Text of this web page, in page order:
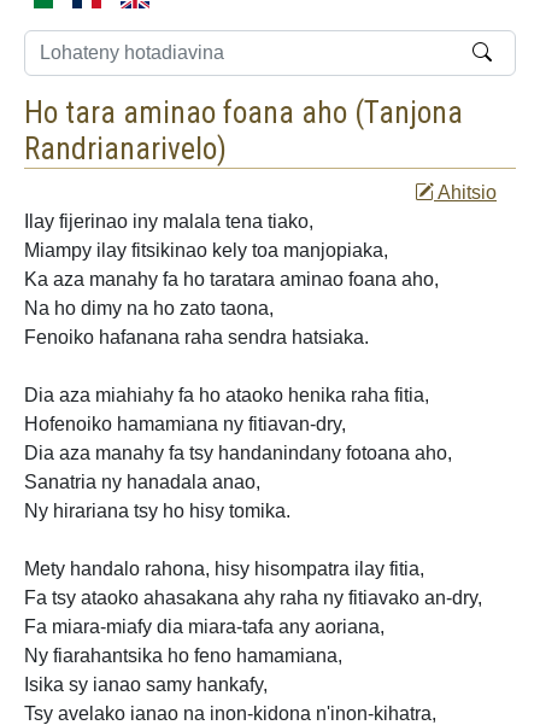
Ho tara aminao foana aho (Tanjona
Randrianarivelo)
Ahitsio
Ilay fijerinao iny malala tena tiako,
Miampy ilay fitsikinao kely toa manjopiaka,
Ka aza manahy fa ho taratara aminao foana aho,
Na ho dimy na ho zato taona,
Fenoiko hafanana raha sendra hatsiaka.
Dia aza miahiahy fa ho ataoko henika raha fitia,
Hofenoiko hamamiana ny fitiavan-dry,
Dia aza manahy fa tsy handanindany fotoana aho,
Sanatria ny hanadala anao,
Ny hirariana tsy ho hisy tomika.
Mety handalo rahona, hisy hisompatra ilay fitia,
Fa tsy ataoko ahasakana ahy raha ny fitiavako an-dry,
Fa miara-miafy dia miara-tafa any aoriana,
Ny fiarahantsika ho feno hamamiana,
Isika sy ianao samy hankafy,
Tsy avelako ianao na inon-kidona n'inon-kihatra,